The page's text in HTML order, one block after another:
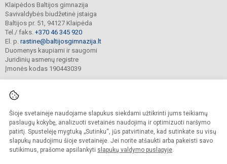
Šioje svetainėje naudojame slapukus siekdami užtikrinti jums teikiamų
paslaugų kokybę, analizuoti svetainės naudojimą ir optimizuoti naršymo
patirtį. Spustelėję mygtuką „Sutinku“, jūs patvirtinate, kad sutinkate su visų
slapukų naudojimu šioje svetainėje. Jei norite atšaukti arba pakeisti savo
sutikimus, prašome apsilankyti slapukų valdymo puslapyje.
Klaipėdos Baltijos gimnazija
Savivaldybės biudžetinė įstaiga
Baltijos pr. 51, 94127 Klaipėda
Tel./ faks. +370 46 345 920
El. p. rastine@baltijosgimnazija.lt
Duomenys kaupiami ir saugomi
Juridinių asmenų registre
Įmonės kodas 190443039
© 2021. Klaipėdos Baltijos gimnazija. Visos teisės saugomos.
Kopijuoti turinį be raštiško gimnazijos sutikimo griežtai draudžiama.
Prieinamumo paraiška Slapukų valdymas
Sumanus būdas atnaujinti